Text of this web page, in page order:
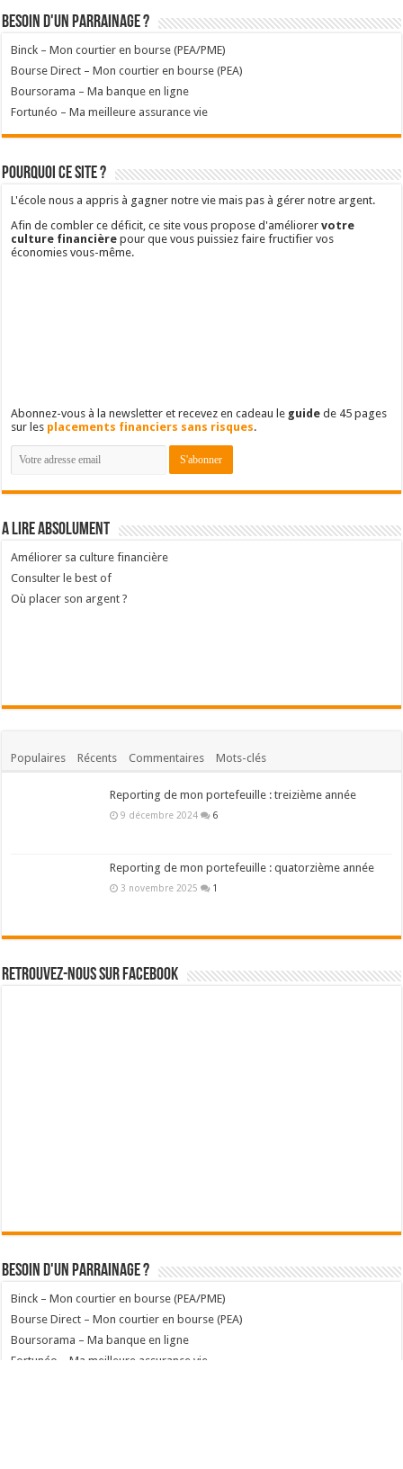
Besoin d'un parrainage ?
Binck – Mon courtier en bourse (PEA/PME)
Bourse Direct – Mon courtier en bourse (PEA)
Boursorama – Ma banque en ligne
Fortunéo – Ma meilleure assurance vie
Pourquoi ce site ?
L'école nous a appris à gagner notre vie mais pas à gérer notre argent.
Afin de combler ce déficit, ce site vous propose d'améliorervotre
culture financière pour que vous puissiez faire fructifier vos
économies vous-même.
Abonnez-vous à la newsletter et recevez en cadeau le guide de 45 pages
sur les placements financiers sans risques.
A lire absolument
Améliorer sa culture financière
Consulter le best of
Où placer son argent ?
Populaires Récents Commentaires Mots-clés
Reporting de mon portefeuille : treizième année
9 décembre 2024 6
Reporting de mon portefeuille : quatorzième année
3 novembre 2025 1
Retrouvez-nous sur Facebook
Besoin d'un parrainage ?
Binck – Mon courtier en bourse (PEA/PME)
Bourse Direct – Mon courtier en bourse (PEA)
Boursorama – Ma banque en ligne
Fortunéo – Ma meilleure assurance vie